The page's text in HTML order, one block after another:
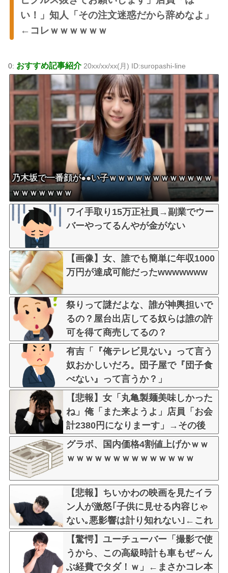
い！」知人「その注文迷惑だから辞めなよ」
←コレｗｗｗｗｗｗ
0: おすすめ記事紹介20xx/xx/xx(月) ID:suropashi-line
乃木坂で一番顔が●●い子ｗｗｗｗｗｗｗｗｗｗｗｗ
ｗｗｗｗｗｗｗ
ワイ手取り15万正社員→副業でウー
バーやってるんやが金がない
【画像】女、誰でも簡単に年収1000
万円が達成可能だったwwwwwww
祭りって謎だよな、誰が神輿担いで
るの？屋台出店してる奴らは誰の許
可を得て商売してるの？
有吉「『俺テレビ見ない』って言う
奴おかしいだろ。団子屋で『団子食
べない』って言うか？」
【悲報】女「丸亀製麺美味しかった
ね」俺「また来ようよ」店員「お会
計2380円になりまーす」→その後
『こう』なったんだが俺悪くないよ
グラボ、国内価格4割値上げかｗｗ
ｗｗｗｗｗｗｗｗｗｗｗｗｗｗ
【悲報】ちいかわの映画を見たイラ
ン人が激怒｢子供に見せる内容じゃ
ない｡悪影響は計り知れない｣←これ
w w w w w w w w w
【驚愕】ユーチューバー「撮影で使
うから、この高級時計も車もぜ～ん
ぶ経費でタダ！ｗ」←まさかコレ本